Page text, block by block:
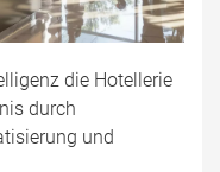
die Hotellerie
durch
und